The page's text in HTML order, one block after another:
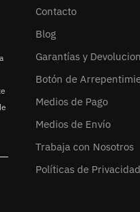
Contacto
Blog
Garantías y
Botón de
Medios de Pago
Medios de Envío
Trabaja con Nosotros
Políticas de Privacidad